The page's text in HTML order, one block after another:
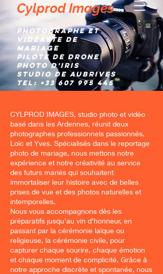
Cylprod Images
Photographe et
Vidéaste de
mariage
Pilote de Drone
Photo d'IRIS
Studio de AUBRIVES
TEL: +33 607 995 445
CYLPROD IMAGES, studio photo et vidéo
basé dans les Ardennes, réunit deux
photographes professionnels passionnés,
Loïc et Yves. Spécialisés dans le reportage
photo de mariage, nous mettons notre
expérience et notre créativité au service
des futurs mariés qui souhaitent
immortaliser leur histoire avec de belles
prises de vue et des photos naturelles et
intemporelles.
Nous vous accompagnons dès les
préparatifs jusqu’au vin d’honneur, en
passant par la cérémonie laïque ou
religieuse, la cérémonie civile, pour
capturer chaque sourire, chaque émotion
et chaque moment de complicité. Grâce à
notre approche discrète et spontanée, nous